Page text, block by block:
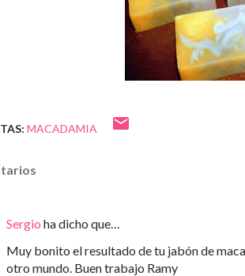
MACADAMIA
Sergio ha dicho que…
Muy bonito el resultado de tu jabón de
otro mundo. Buen trabajo Ramy